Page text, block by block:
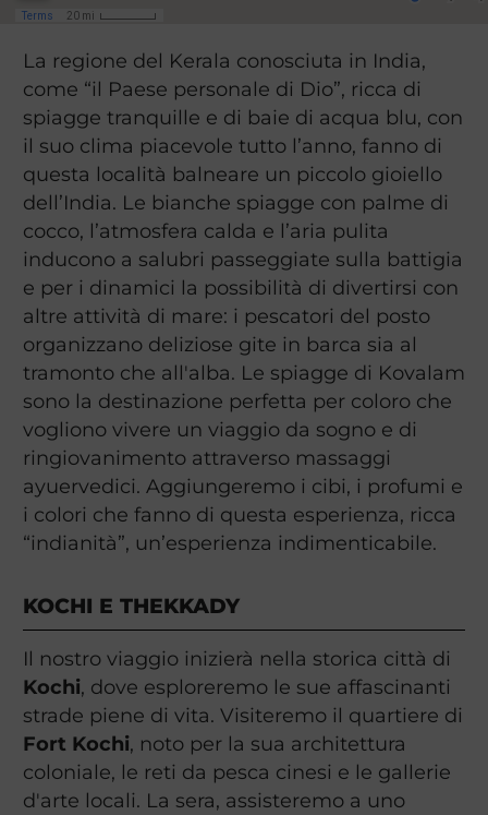
La regione del Kerala conosciuta in India,
come “il Paese personale di Dio”, ricca di
spiagge tranquille e di baie di acqua blu, con
il suo clima piacevole tutto l’anno, fanno di
questa località balneare un piccolo gioiello
dell’India. Le bianche spiagge con palme di
cocco, l’atmosfera calda e l’aria pulita
inducono a salubri passeggiate sulla battigia
e per i dinamici la possibilità di divertirsi con
altre attività di mare: i pescatori del posto
organizzano deliziose gite in barca sia al
tramonto che all'alba. Le spiagge di Kovalam
sono la destinazione perfetta per coloro che
vogliono vivere un viaggio da sogno e di
ringiovanimento attraverso massaggi
ayuervedici. Aggiungeremo i cibi, i profumi e
i colori che fanno di questa esperienza, ricca
“indianità”, un’esperienza indimenticabile.
KOCHI E THEKKADY
Il nostro viaggio inizierà nella storica città di
Kochi, dove esploreremo le sue affascinanti
strade piene di vita. Visiteremo il quartiere di
Fort Kochi, noto per la sua architettura
coloniale, le reti da pesca cinesi e le gallerie
d'arte locali. La sera, assisteremo a uno